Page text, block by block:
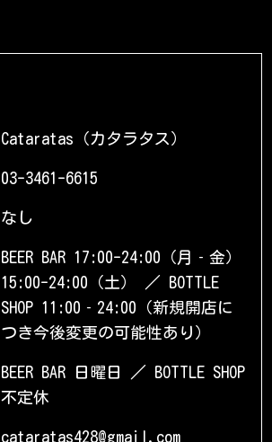
Cataratas（カタラタス）
03-3461-6615
なし
BEER BAR 17:00-24:00（月‐金）
15:00-24:00（土） ／ BOTTLE
SHOP 11:00‐24:00（新規開店に
つき今後変更の可能性あり）
BEER BAR 日曜日 ／ BOTTLE SHOP
不定休
cataratas428@gmail.com